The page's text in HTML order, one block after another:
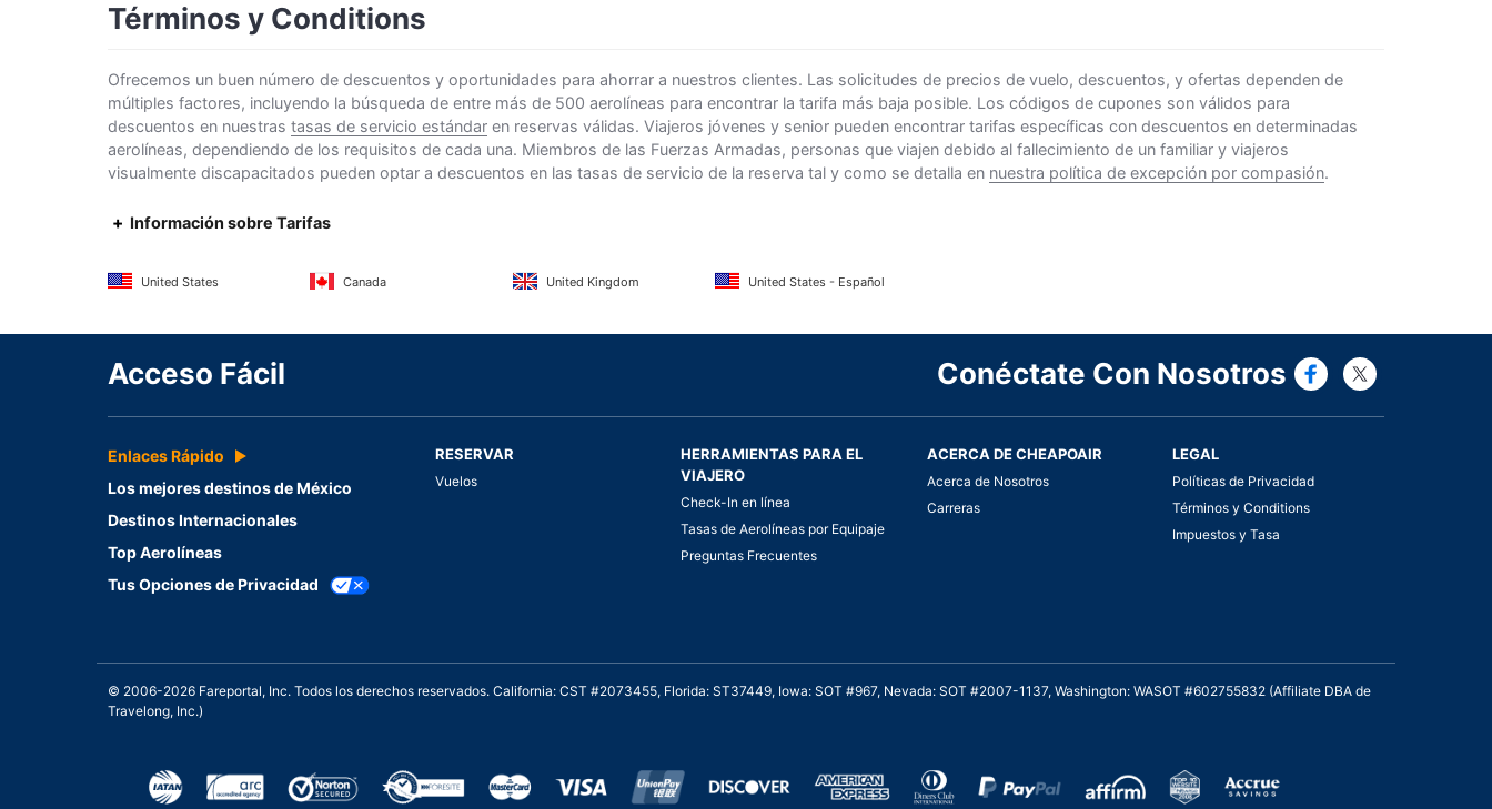
Términos y Conditions
Ofrecemos un buen número de descuentos y oportunidades para ahorrar a nuestros clientes. Las solicitudes de precios de vuelo, descuentos, y ofertas dependen de
múltiples factores, incluyendo la búsqueda de entre más de 500 aerolíneas para encontrar la tarifa más baja posible. Los códigos de cupones son válidos para
descuentos en nuestras tasas de servicio estándar en reservas válidas. Viajeros jóvenes y senior pueden encontrar tarifas específicas con descuentos en determinadas
aerolíneas, dependiendo de los requisitos de cada una. Miembros de las Fuerzas Armadas, personas que viajen debido al fallecimiento de un familiar y viajeros
visualmente discapacitados pueden optar a descuentos en las tasas de servicio de la reserva tal y como se detalla en nuestra política de excepción por compasión.
Información sobre Tarifas
United States Canada United Kingdom United States - Español
Acceso Fácil Conéctate Con Nosotros Connect
Enlaces Rápido
Los mejores destinos de México
Destinos Internacionales
Top Aerolíneas
Tus Opciones de Privacidad
RESERVAR
Vuelos
HERRAMIENTAS PARA EL
VIAJERO
Check-In en línea
Tasas de Aerolíneas por Equipaje
Preguntas Frecuentes
ACERCA DE CHEAPOAIR
Acerca de Nosotros
Carreras
LEGAL
Políticas de Privacidad
Términos y Conditions
Impuestos y Tasa
© 2006-2026 Fareportal, Inc. Todos los derechos reservados. California: CST #2073455, Florida: ST37449, Iowa: SOT #967, Nevada: SOT #2007-1137, Washington: WASOT #602755832 (Affiliate DBA de
Travelong, Inc.)